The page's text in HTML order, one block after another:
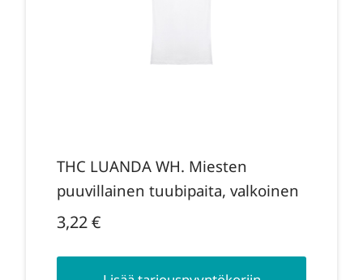
THC LUANDA WH. Miesten
puuvillainen tuubipaita, valkoinen
3,22€